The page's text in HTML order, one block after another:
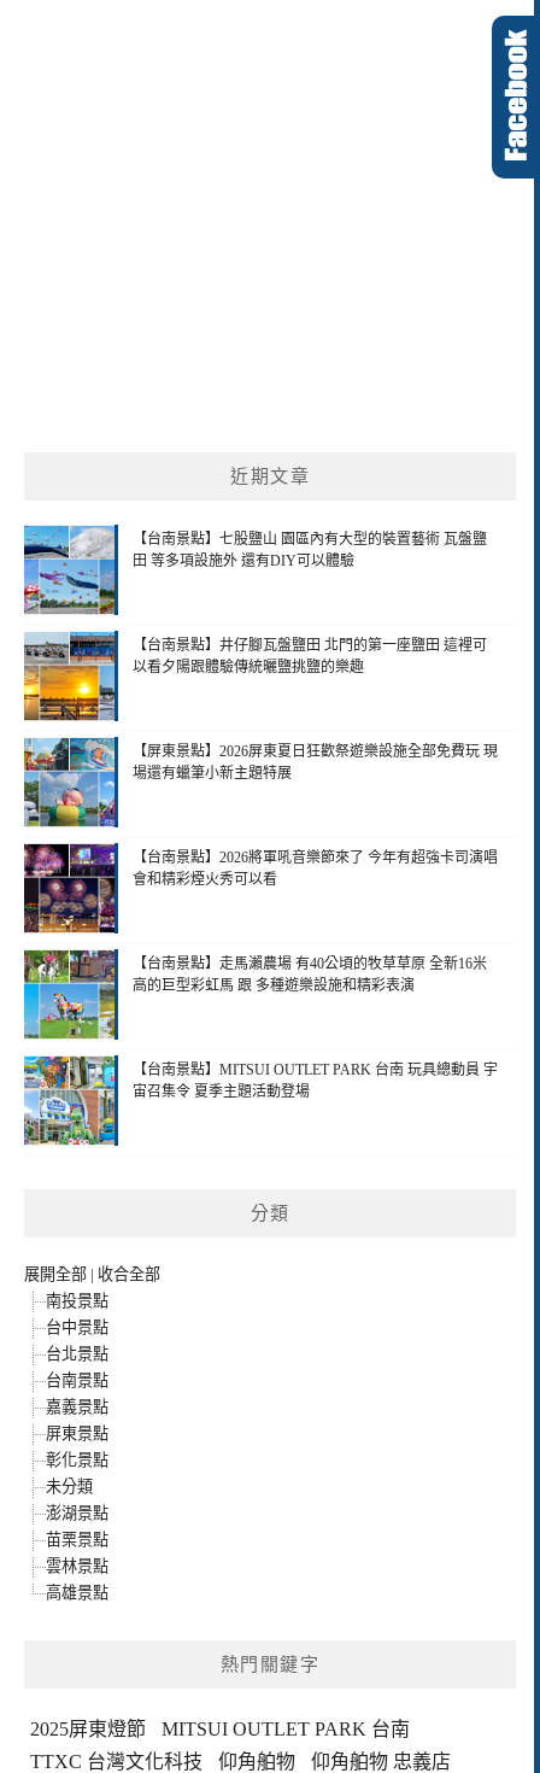
近期文章
【台南景點】七股鹽山 園區內有大型的裝置藝術 瓦盤鹽
田 等多項設施外 還有DIY可以體驗
【台南景點】井仔腳瓦盤鹽田 北門的第一座鹽田 這裡可
以看夕陽跟體驗傳統曬鹽挑鹽的樂趣
【屏東景點】2026屏東夏日狂歡祭遊樂設施全部免費玩 現
場還有蠟筆小新主題特展
【台南景點】2026將軍吼音樂節來了 今年有超強卡司演唱
會和精彩煙火秀可以看
【台南景點】走馬瀨農場 有40公頃的牧草草原 全新16米
高的巨型彩虹馬 跟 多種遊樂設施和精彩表演
【台南景點】MITSUI OUTLET PARK 台南 玩具總動員 宇
宙召集令 夏季主題活動登場
分類
展開全部 | 收合全部
南投景點
台中景點
台北景點
台南景點
嘉義景點
屏東景點
彰化景點
未分類
澎湖景點
苗栗景點
雲林景點
高雄景點
熱門關鍵字
2025屏東燈節
MITSUI OUTLET PARK 台南
TTXC 台灣文化科技
仰角舶物
仰角舶物 忠義店